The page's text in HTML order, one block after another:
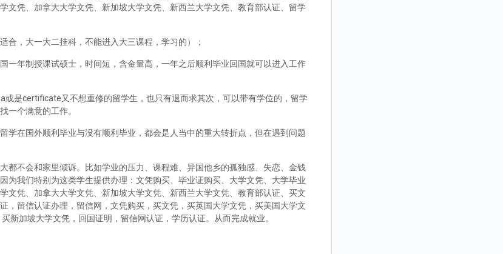
文凭、加拿大大学文凭、新加坡大学文凭、新西兰大学文凭、教育部认证、留学
合，大一大二挂科，不能进入大三课程，学习的）；
一年制授课试硕士，时间短，含金量高，一年之后顺利毕业回国就可以进入工作
是certificate又不想重修的留学生，也只有退而求其次，可以带有学位的，留学
一个满意的工作。
学在国外顺利毕业与没有顺利毕业，都会是人当中的重大转折点，但在遇到问题
都不会和家里倾诉。比如学业的压力、课程难、异国他乡的孤独感、失恋、金钱
为我们特别为这类学生提供办理：文凭购买、毕业证购买、大学文凭、大学毕业
文凭、加拿大大学文凭、新加坡大学文凭、新西兰大学文凭、教育部认证、买文
，留信认证办理，留信网，文凭购买，买文凭，买英国大学文凭，买美国大学文
新加坡大学文凭，回国证明，留信网认证，学历认证。从而完成就业。